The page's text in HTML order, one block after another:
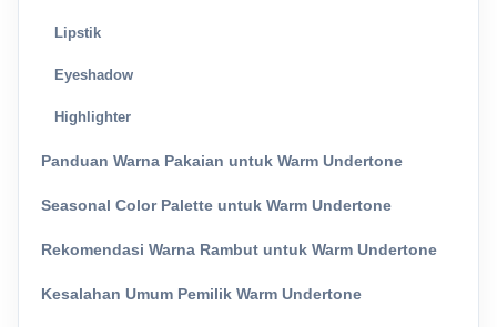
Lipstik
Eyeshadow
Highlighter
Panduan Warna Pakaian untuk Warm Undertone
Seasonal Color Palette untuk Warm Undertone
Rekomendasi Warna Rambut untuk Warm Undertone
Kesalahan Umum Pemilik Warm Undertone